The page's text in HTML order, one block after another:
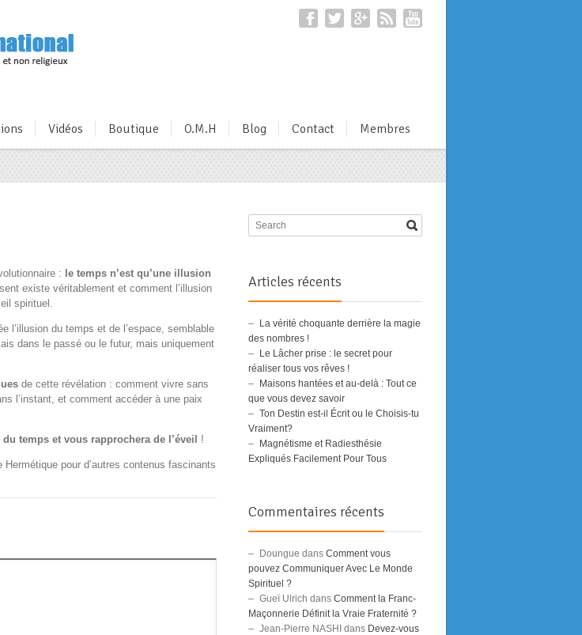
Vidéos Boutique O.M.H Blog Contact Membres
: le temps n’est qu’une illusion
existe véritablement et comment l’illusion
spirituel.
l’illusion du temps et de l’espace, semblable
dans le passé ou le futur, mais uniquement
de cette révélation : comment vivre sans
l’instant, et comment accéder à une paix
temps et vous rapprochera de l’éveil !
pour d’autres contenus fascinants
Articles récents
La vérité choquante derrière la magie
des nombres !
Le Lâcher prise : le secret pour
réaliser tous vos rêves !
Maisons hantées et au-delà : Tout ce
que vous devez savoir
Ton Destin est-il Écrit ou le Choisis-tu
Vraiment?
Magnétisme et Radiesthésie
Expliqués Facilement Pour Tous
Commentaires récents
Doungue dans Comment vous
pouvez Communiquer Avec Le Monde
Spirituel ?
Gueï Ulrich dans Comment la Franc-
Maçonnerie Définit la Vraie Fraternité ?
Jean-Pierre NASHI dans Devez-vous